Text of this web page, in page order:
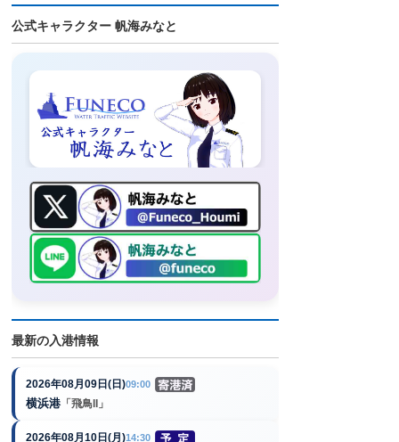
公式キャラクター 帆海みなと
最新の入港情報
2026年08月09日(日)09:00
横浜港 「飛鳥II」
2026年08月10日(月)14:30